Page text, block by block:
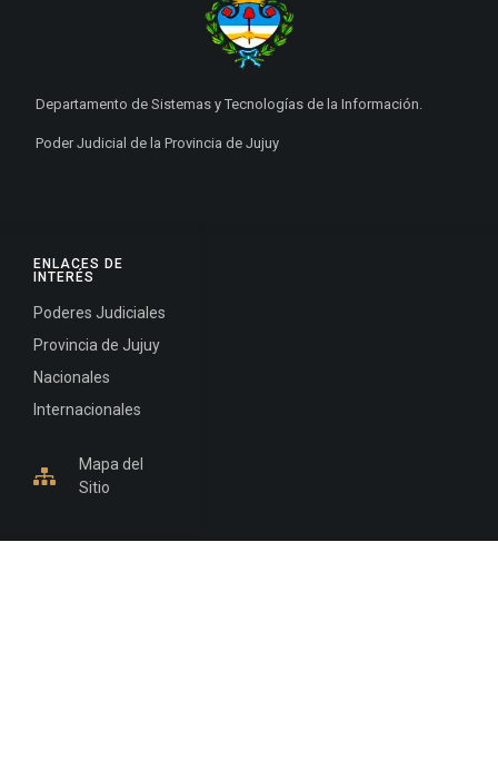
ENLACES DE
INTERÉS
Poderes Judiciales
Provincia de Jujuy
Nacionales
Internacionales
Mapa del
Sitio
Departamento de Sistemas y Tecnologías de la Información.
Poder Judicial de la Provincia de Jujuy